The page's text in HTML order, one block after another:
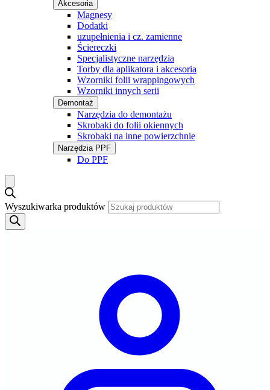
Akcesoria
Magnesy
Dodatki
uzupełnienia i cz. zamienne
Ściereczki
Specjalistyczne narzędzia
Torby dla aplikatora i akcesoria
Wzorniki folii wrappingowych
Wzorniki innych serii
Demontaż
Narzędzia do demontażu
Skrobaki do folii okiennych
Skrobaki na inne powierzchnie
Narzędzia PPF
Do PPF
Wyszukiwarka produktów